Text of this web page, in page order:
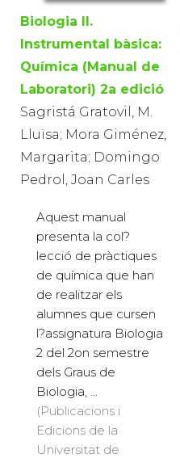
Biologia II.
Instrumental bàsica:
Química (Manual de
Laboratori) 2a edició
Sagristá Gratovil, M.
Lluïsa; Mora Giménez,
Margarita; Domingo
Pedrol, Joan Carles
Aquest manual
presenta la col?
lecció de pràctiques
de química que han
de realitzar els
alumnes que cursen
l?assignatura Biologia
2 del 2on semestre
dels Graus de
Biologia, ...
(Publicacions i
Edicions de la
Universitat de